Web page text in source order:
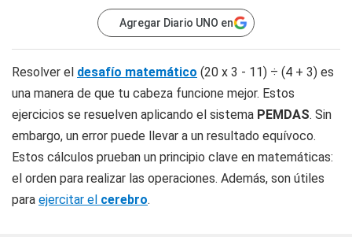
Agregar Diario UNO en
Resolver el desafío matemático (20 x 3 - 11) ÷ (4 + 3) es
una manera de que tu cabeza funcione mejor. Estos
ejercicios se resuelven aplicando el sistema PEMDAS. Sin
embargo, un error puede llevar a un resultado equívoco.
Estos cálculos prueban un principio clave en matemáticas:
el orden para realizar las operaciones. Además, son útiles
para ejercitar el cerebro.